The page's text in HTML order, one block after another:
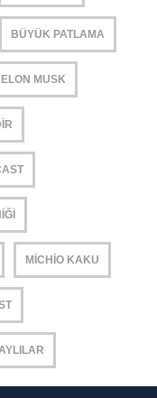
BÜYÜK PATLAMA
ELON MUSK
MICHIO KAKU